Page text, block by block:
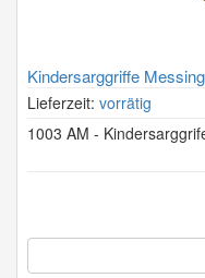
Kindersarggriffe
Lieferzeit: vorrätig
1003 AM -